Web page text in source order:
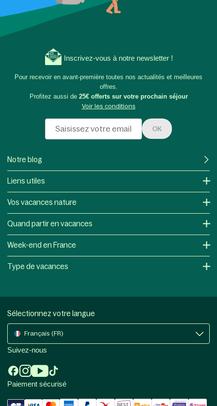
Inscrivez-vous à notre newsletter !
Pour recevoir en avant-première toutes nos actualités et meilleures
offres.
Profitez aussi de 25€ offerts sur votre prochain séjour
Voir les conditions
OK
Notre blog
Liens utiles
Vos vacances nature
Quand partir en vacances
Week-end en France
Type de vacances
Sélectionnez votre langue
Français (FR)
Suivez-nous
Paiement sécurisé